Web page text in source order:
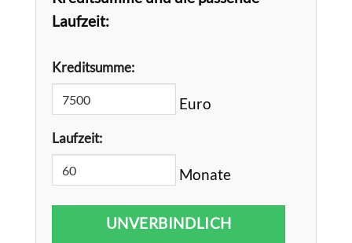
Laufzeit:
Kreditsumme:
Euro
Laufzeit:
Monate
UNVERBINDLICH